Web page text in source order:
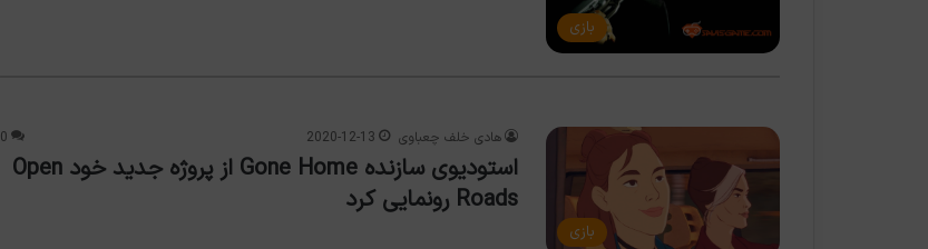
بازی
بازی
هادی خلف چعباوی 2020-12-13
0
استودیوی سازنده Gone Home از پروژه جدید خود Open
Roads رونمایی کرد